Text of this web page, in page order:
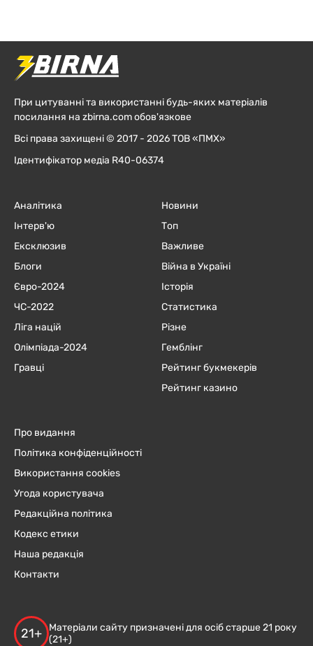
При цитуванні та використанні будь-яких матеріалів
посилання на zbirna.com обов'язкове
Всі права захищені © 2017 - 2026 ТОВ «ПМХ»
Ідентифікатор медіа R40-06374
Аналітика
Інтерв'ю
Ексклюзив
Блоги
Євро-2024
ЧC-2022
Ліга націй
Олімпіада-2024
Гравці
Новини
Топ
Важливе
Війна в Україні
Історія
Статистика
Різне
Гемблінг
Рейтинг букмекерів
Рейтинг казино
Про видання
Політика конфіденційності
Використання cookies
Угода користувача
Редакційна політика
Кодекс етики
Наша редакція
Контакти
21+
Матеріали сайту призначені для осіб старше 21 року
(21+)